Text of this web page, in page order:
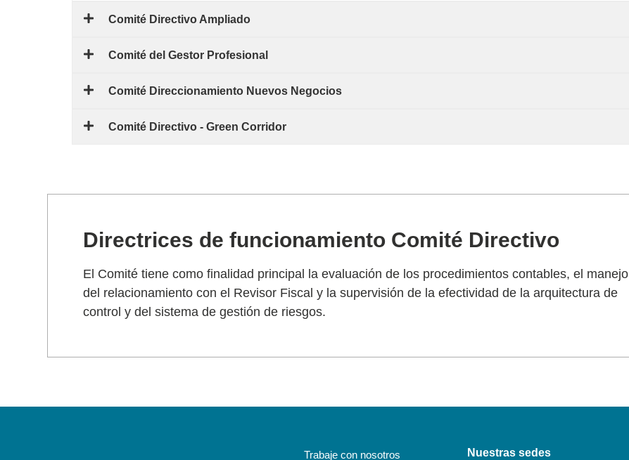
Comité Directivo Ampliado
Comité del Gestor Profesional
Comité Direccionamiento Nuevos Negocios
Comité Directivo - Green Corridor
Directrices de funcionamiento Comité Directivo
El Comité tiene como finalidad principal la evaluación de los procedimientos contables, el manejo
del relacionamiento con el Revisor Fiscal y la supervisión de la efectividad de la arquitectura de
control y del sistema de gestión de riesgos.
Trabaje con nosotros Nuestras sedes